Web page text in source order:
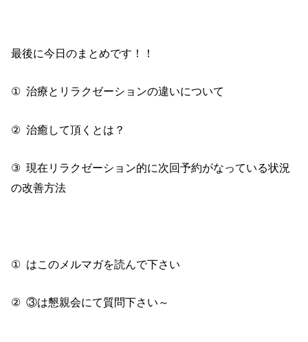
最後に今日のまとめです！！
① 治療とリラクゼーションの違いについて
② 治癒して頂くとは？
③ 現在リラクゼーション的に次回予約がなっている状況
の改善方法
① はこのメルマガを読んで下さい
② ③は懇親会にて質問下さい～